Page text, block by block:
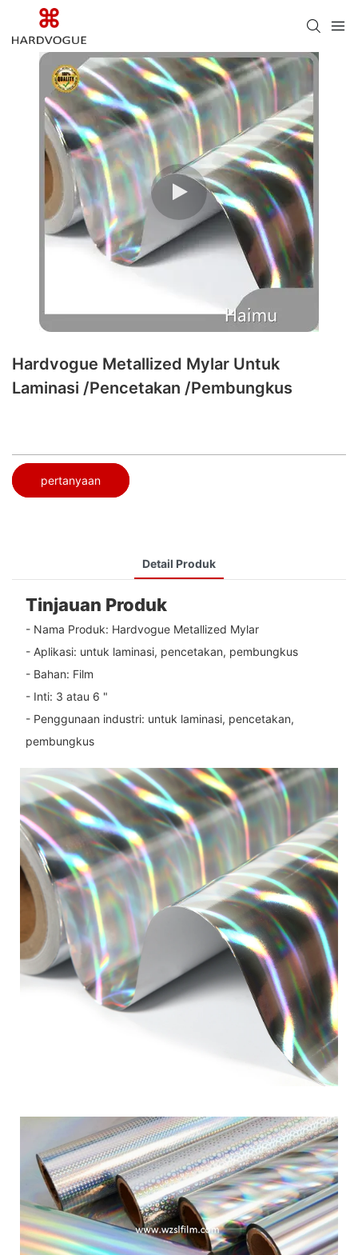
Hardvogue Metallized Mylar Untuk
Laminasi /pencetakan /pembungkus
pertanyaan
Detail Produk
Tinjauan Produk
- Nama Produk: Hardvogue Metallized Mylar
- Aplikasi: untuk laminasi, pencetakan, pembungkus
- Bahan: Film
- Inti: 3 atau 6 "
- Penggunaan industri: untuk laminasi, pencetakan,
pembungkus